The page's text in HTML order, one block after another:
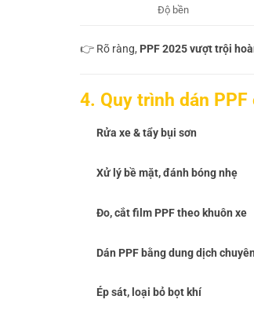
Độ bền
👉 Rõ ràng, PPF 2025 vượt trội
4. Quy trình dán
Rửa xe & tẩy bụi sơn
Xử lý bề mặt, đánh bóng nhẹ
Đo, cắt film PPF theo khuôn xe
Dán PPF bằng dung dịch
Ép sát, loại bỏ bọt khí